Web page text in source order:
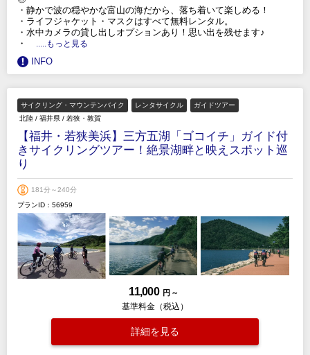
・静かで波の穏やかな富山の海だから、落ち着いて楽しめる！
・ライフジャケット・マスクはすべて無料レンタル。
・水中カメラの貸し出しオプションあり！思い出を残せます♪
・
.....もっと見る
INFO
サイクリング・マウンテンバイク レンタサイクル
ガイドツアー
北陸 / 福井県 / 若狭・敦賀
【福井・若狭美浜】三方五湖「ゴコイチ」ガイド付
きサイクリングツアー！絶景湖畔と映えスポット巡
り
181分～240分
プランID：56959
11,000 円 ～
基準料金（税込）
詳細を見る